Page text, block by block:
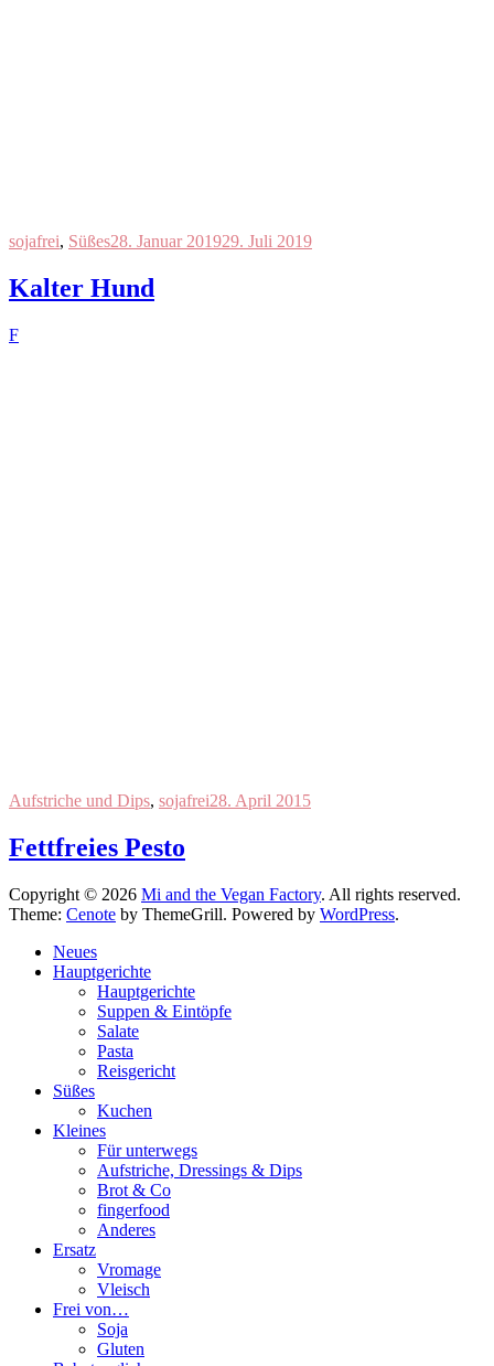
sojafrei, Süßes28. Januar 201929. Juli 2019
Kalter Hund
F
Aufstriche und Dips, sojafrei28. April 2015
Fettfreies Pesto
Copyright © 2026 Mi and the Vegan Factory. All rights reserved.
Theme: Cenote by ThemeGrill. Powered by WordPress.
Neues
Hauptgerichte
Hauptgerichte
Suppen & Eintöpfe
Salate
Pasta
Reisgericht
Süßes
Kuchen
Kleines
Für unterwegs
Aufstriche, Dressings & Dips
Brot & Co
fingerfood
Anderes
Ersatz
Vromage
Vleisch
Frei von…
Soja
Gluten